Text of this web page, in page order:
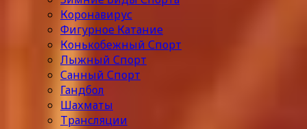
Коронавирус
Фигурное Катание
Конькобежный Спорт
Лыжный Спорт
Санный Спорт
Гандбол
Шахматы
Трансляции